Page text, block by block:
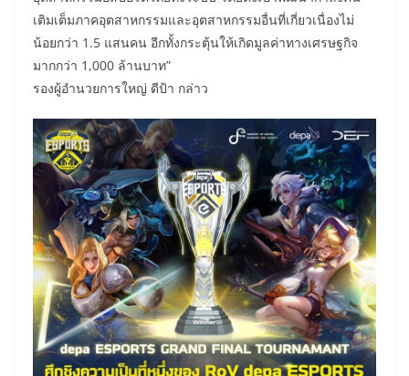
เติมเต็มภาคอุตสาหกรรมและอุตสาหกรรมอื่นที่เกี่ยวเนื่องไม่
น้อยกว่า 1.5 แสนคน อีกทั้งกระตุ้นให้เกิดมูลค่าทางเศรษฐกิจ
มากกว่า 1,000 ล้านบาท”
รองผู้อำนวยการใหญ่ ดีป้า กล่าว